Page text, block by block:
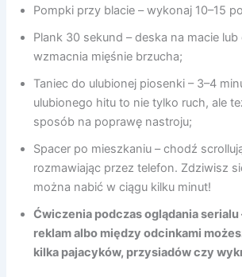
Pompki przy blacie – wykonaj 10–15
Plank 30 sekund – deska na macie
wzmacnia mięśnie brzucha;
Taniec do ulubionej piosenki – 3–4
ulubionego hitu to nie tylko ruch, ale
sposób na poprawę nastroju;
Spacer po mieszkaniu – chodź
rozmawiając przez telefon. Zdziwisz
można nabić w ciągu kilku minut!
Ćwiczenia podczas oglądania serialu
reklam albo między odcinkami
kilka pajacyków, przysiadów czy